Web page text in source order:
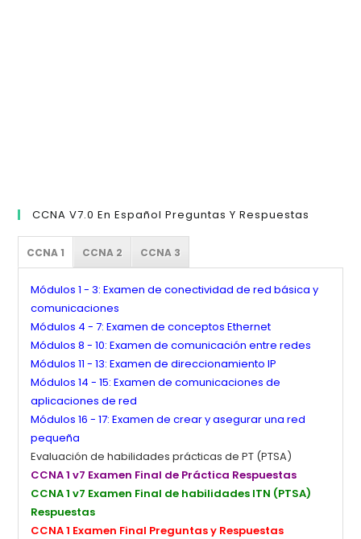
CCNA V7.0 En Español Preguntas Y Respuestas
CCNA 1 CCNA 2 CCNA 3
Módulos 1 - 3: Examen de conectividad de red básica y
comunicaciones
Módulos 4 - 7: Examen de conceptos Ethernet
Módulos 8 - 10: Examen de comunicación entre redes
Módulos 11 - 13: Examen de direccionamiento IP
Módulos 14 - 15: Examen de comunicaciones de
aplicaciones de red
Módulos 16 - 17: Examen de crear y asegurar una red
pequeña
Evaluación de habilidades prácticas de PT (PTSA)
CCNA 1 v7 Examen Final de Práctica Respuestas
CCNA 1 v7 Examen Final de habilidades ITN (PTSA)
Respuestas
CCNA 1 Examen Final Preguntas y Respuestas